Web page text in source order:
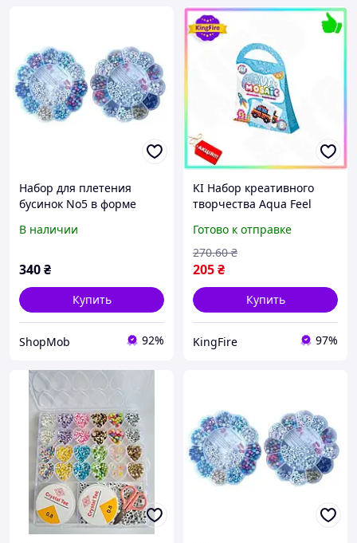
Набор для плетения
бусинок No5 в форме
развития моторики для
В наличии
340₴
Купить
ShopMob 92%
KI Набор креативного
творчества Aqua Feel
мозаика для детей от 6
лет набор для FIR41_R
Готово к отправке
205₴
270.60 ₴
Купить
KingFire 97%